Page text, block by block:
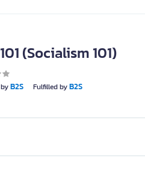
(Socialism 101)
B2S Fulfilled byB2S